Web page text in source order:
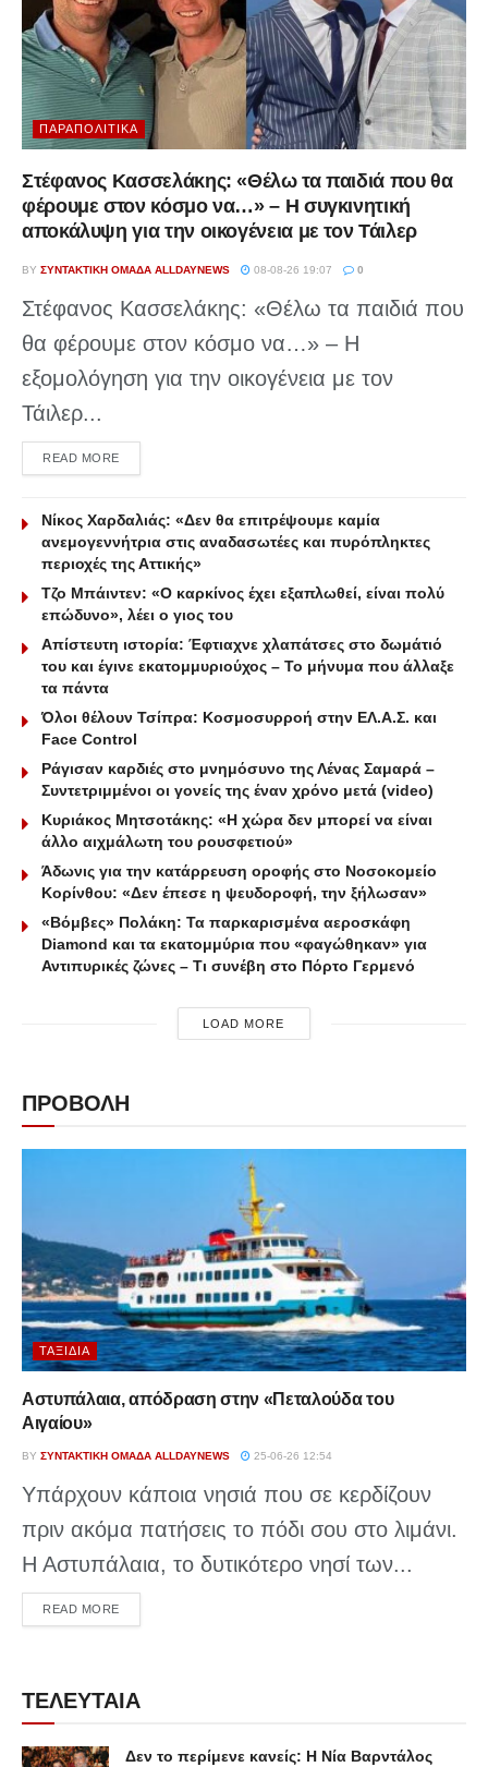
ΠΑΡΑΠΟΛΙΤΙΚΆ
Στέφανος Κασσελάκης: «Θέλω τα παιδιά που θα
φέρουμε στον κόσμο να…» – Η συγκινητική
αποκάλυψη για την οικογένεια με τον Τάιλερ
BY ΣΥΝΤΑΚΤΙΚΉ ΟΜΆΔΑ ALLDAYNEWS 08-08-26 19:07 0
Στέφανος Κασσελάκης: «Θέλω τα παιδιά που
θα φέρουμε στον κόσμο να…» – Η
εξομολόγηση για την οικογένεια με τον
Τάιλερ...
READ MOREDETAILS
Νίκος Χαρδαλιάς: «Δεν θα επιτρέψουμε καμία
ανεμογεννήτρια στις αναδασωτέες και πυρόπληκτες
περιοχές της Αττικής»
Τζο Μπάιντεν: «Ο καρκίνος έχει εξαπλωθεί, είναι πολύ
επώδυνο», λέει ο γιος του
Απίστευτη ιστορία: Έφτιαχνε χλαπάτσες στο δωμάτιό
του και έγινε εκατομμυριούχος – Το μήνυμα που άλλαξε
τα πάντα
Όλοι θέλουν Τσίπρα: Κοσμοσυρροή στην ΕΛ.Α.Σ. και
Face Control
Ράγισαν καρδιές στο μνημόσυνο της Λένας Σαμαρά –
Συντετριμμένοι οι γονείς της έναν χρόνο μετά (video)
Κυριάκος Μητσοτάκης: «Η χώρα δεν μπορεί να είναι
άλλο αιχμάλωτη του ρουσφετιού»
Άδωνις για την κατάρρευση οροφής στο Νοσοκομείο
Κορίνθου: «Δεν έπεσε η ψευδοροφή, την ξήλωσαν»
«Βόμβες» Πολάκη: Τα παρκαρισμένα αεροσκάφη
Diamond και τα εκατομμύρια που «φαγώθηκαν» για
Αντιπυρικές ζώνες – Τι συνέβη στο Πόρτο Γερμενό
LOAD MORE
ΠΡΟΒΟΛΗ
ΤΑΞΊΔΙΑ
Αστυπάλαια, απόδραση στην «Πεταλούδα του
Αιγαίου»
BY ΣΥΝΤΑΚΤΙΚΉ ΟΜΆΔΑ ALLDAYNEWS 25-06-26 12:54
Υπάρχουν κάποια νησιά που σε κερδίζουν
πριν ακόμα πατήσεις το πόδι σου στο λιμάνι.
Η Αστυπάλαια, το δυτικότερο νησί των...
READ MOREDETAILS
ΤΕΛΕΥΤΑΙΑ
Δεν το περίμενε κανείς: Η Νία Βαρντάλος